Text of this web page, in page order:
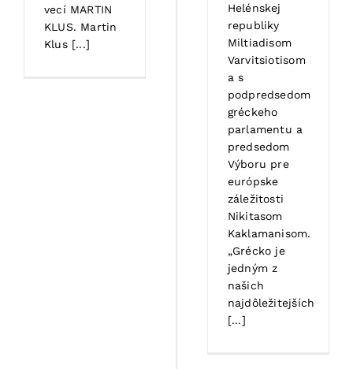
vecí MARTIN
KLUS. Martin
Klus [...]
Helénskej
republiky
Miltiadisom
Varvitsiotisom
a s
podpredsedom
gréckeho
parlamentu a
predsedom
Výboru pre
európske
záležitosti
Nikitasom
Kaklamanisom.
„Grécko je
jedným z
našich
najdôležitejších
[...]